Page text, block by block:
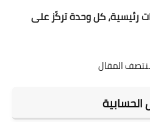
رئيسية، كل وحدة تركّز على
المقال
الحسابية